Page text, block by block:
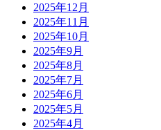
2025年12月
2025年11月
2025年10月
2025年9月
2025年8月
2025年7月
2025年6月
2025年5月
2025年4月